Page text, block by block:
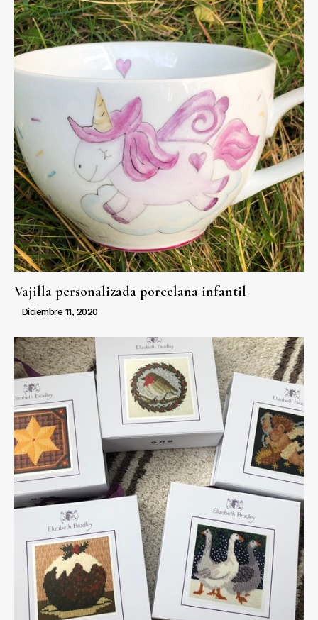
Vajilla personalizada porcelana infantil
Diciembre 11, 2020